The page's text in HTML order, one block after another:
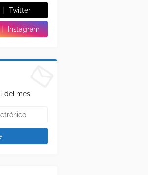
Twitter
Instagram
del mes.